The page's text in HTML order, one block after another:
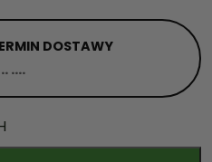
DOSTAWY